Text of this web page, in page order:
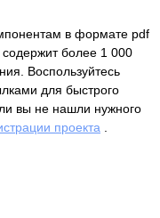
в формате pdf
более 1 000
Воспользуйтесь
для быстрого
вы не нашли нужного
проекта